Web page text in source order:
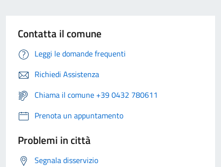
Contatta il comune
Leggi le domande frequenti
Richiedi Assistenza
Chiama il comune +39 0432 780611
Prenota un appuntamento
Problemi in città
Segnala disservizio